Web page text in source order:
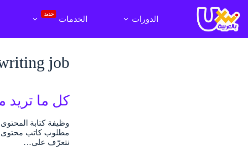
إلى
المحتوى
الدورات الخدمات
جديد
job
كل ما تريد
وظيفة كتابة
نتعرّف على…